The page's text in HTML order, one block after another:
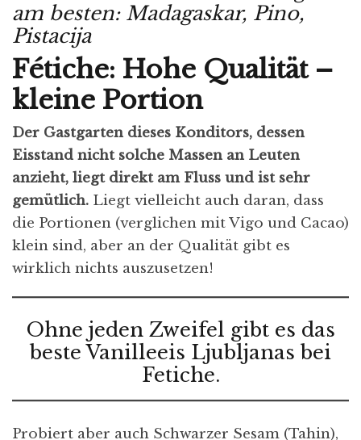
am besten: Madagaskar, Pino,
Pistacija
Fétiche: Hohe Qualität –
kleine Portion
Der Gastgarten dieses Konditors, dessen
Eisstand nicht solche Massen an Leuten
anzieht, liegt direkt am Fluss und ist sehr
gemütlich. Liegt vielleicht auch daran, dass
die Portionen (verglichen mit Vigo und Cacao)
klein sind, aber an der Qualität gibt es
wirklich nichts auszusetzen!
Ohne jeden Zweifel gibt es das
beste Vanilleeis Ljubljanas bei
Fetiche.
Probiert aber auch Schwarzer Sesam (Tahin),